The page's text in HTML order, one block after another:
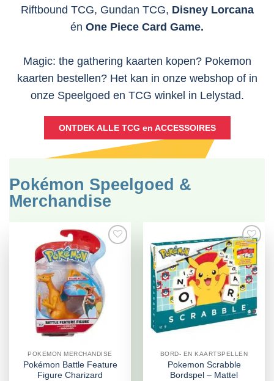
Riftbound TCG, Gundan TCG, Disney Lorcana
én One Piece Card Game.
Magic: the gathering kaarten kopen? Pokemon
kaarten bestellen? Het kan in onze webshop of in
onze Speelgoed en TCG winkel in Lelystad.
ONTDEK ALLE TCG en ACCESSOIRES
Pokémon Speelgoed &
Merchandise
POKEMON MERCHANDISE
Pokémon Battle Feature
Figure Charizard
BORD- EN KAARTSPELLEN
Pokemon Scrabble
Bordspel – Mattel